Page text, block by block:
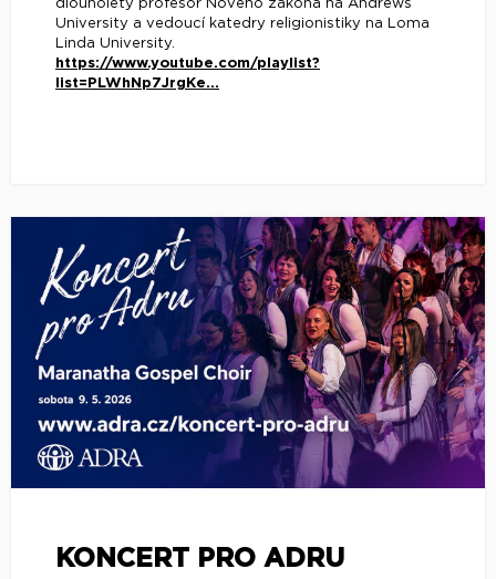
dlouholetý profesor Nového zákona na Andrews
University a vedoucí katedry religionistiky na Loma
Linda University.
https://www.youtube.com/playlist?
list=PLWhNp7JrgKe...
KONCERT PRO ADRU